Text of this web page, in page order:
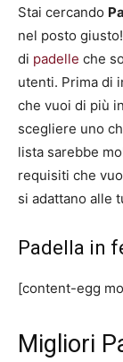
Stai cercando
nel posto
di padelle che
utenti. Prima di
che vuoi di più in
scegliere uno
lista sarebbe
requisiti che
si adattano alle
Padella in
[content-egg
Migliori